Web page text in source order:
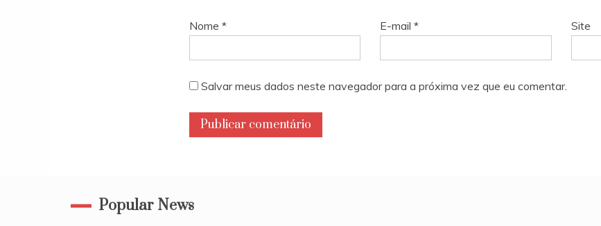
Nome * E-mail* Site
Salvar meus dados neste navegador para a próxima vez que eu comentar.
Popular News